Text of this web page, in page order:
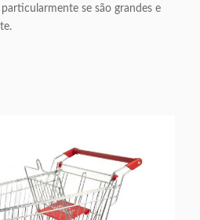
se são grandes e